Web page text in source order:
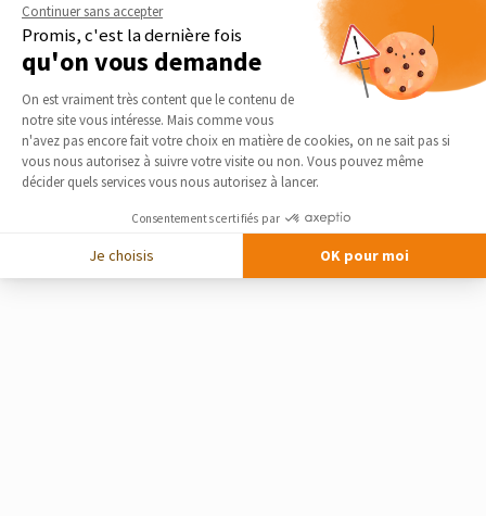
Continuer sans accepter
Promis, c'est la dernière fois
qu'on vous demande
Plateforme de Gestion du
On est vraiment très content que le contenu de
notre site vous intéresse. Mais comme vous
n'avez pas encore fait votre choix en matière de cookies, on ne sait pas si
vous nous autorisez à suivre votre visite ou non. Vous pouvez même
décider quels services vous nous autorisez à lancer.
Consentements certifiés par
Je choisis OK pour moi
Axeptio consent